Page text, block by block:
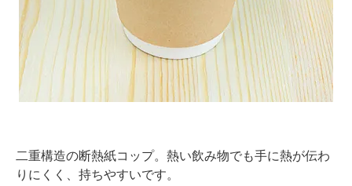
二重構造の断熱紙コップ。熱い飲み物でも手に熱が伝わ
りにくく、持ちやすいです。